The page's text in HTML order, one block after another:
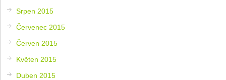
Srpen 2015
Červenec 2015
Červen 2015
Květen 2015
Duben 2015